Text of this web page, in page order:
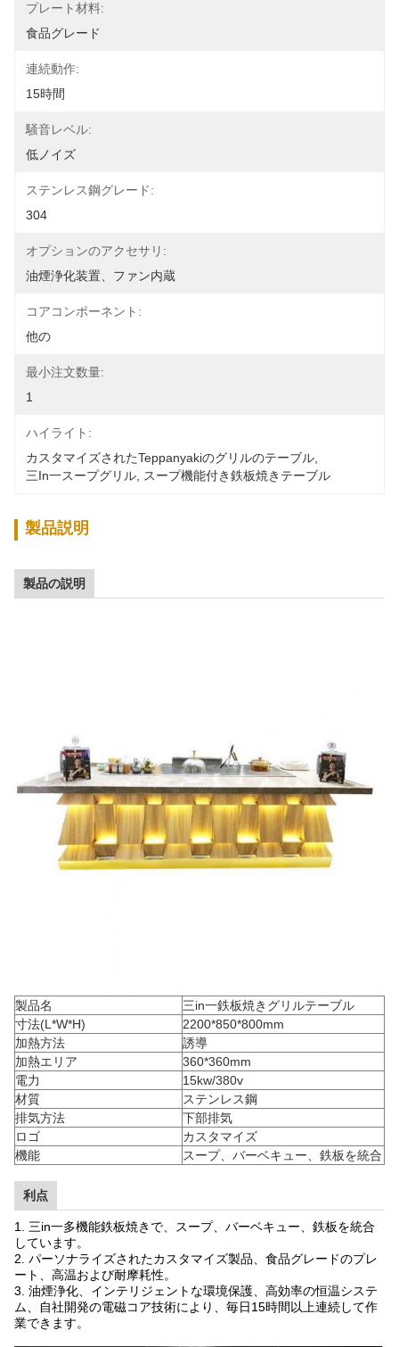
プレート材料:
食品グレード
連続動作:
15時間
騒音レベル:
低ノイズ
ステンレス鋼グレード:
304
オプションのアクセサリ:
油煙浄化装置、ファン内蔵
コアコンポーネント:
他の
最小注文数量:
1
ハイライト:
カスタマイズされたteppanyakiのグリルのテーブル
三in一スープグリル
スープ機能付き鉄板焼きテーブル
製品説明
製品の説明
製品名
三in一鉄板焼きグリルテーブル
寸法(L*W*H)
2200*850*800mm
加熱方法
誘導
加熱エリア
360*360mm
電力
15kw/380v
材質
ステンレス鋼
排気方法
下部排気
ロゴ
カスタマイズ
機能
スープ、バーベキュー、鉄板を統合
利点
1. 三in一多機能鉄板焼きで、スープ、バーベキュー、鉄板を統合
しています。
2. パーソナライズされたカスタマイズ製品、食品グレードのプレ
ート、高温および耐摩耗性。
3. 油煙浄化、インテリジェントな環境保護、高効率の恒温システ
ム、自社開発の電磁コア技術により、毎日15時間以上連続して作
業できます。